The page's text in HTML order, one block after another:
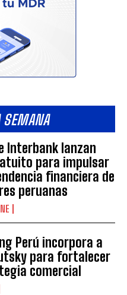
SEMANA
e Interbank lanzan
para impulsar
financiera de
peruanas
Perú incorpora a
para fortalecer
comercial